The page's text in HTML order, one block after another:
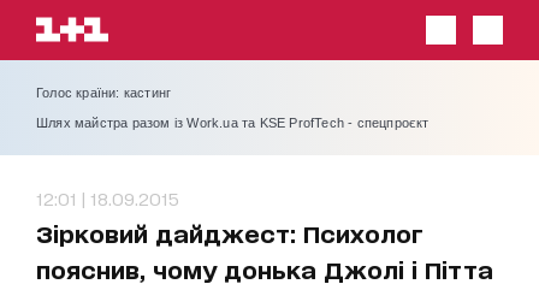
Голос країни: кастинг
Шлях майстра разом із Work.ua та KSE ProfTech - спецпроєкт
12:01 | 18.09.2015
Зірковий дайджест: Психолог
пояснив, чому донька Джолі і Пітта